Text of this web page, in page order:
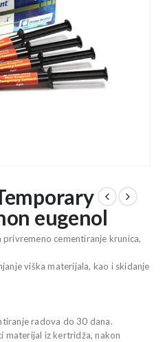
eugenol
cementiranje krunica,
viška materijala, kao i skidanje
radova do 30 dana.
materijal iz kertridža, nakon